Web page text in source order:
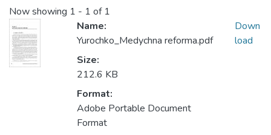
Now showing 1 - 1 of 1
Name:
Yurochko_Medychna reforma.pdf
Size:
212.6 KB
Format:
Adobe Portable Document
Format
Down
load